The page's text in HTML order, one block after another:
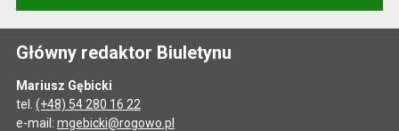
Główny redaktor Biuletynu
Mariusz Gębicki
tel. (+48) 54 280 16 22
e-mail: mgebicki@rogowo.pl